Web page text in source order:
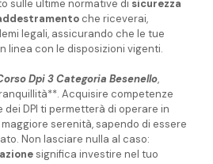
sulle ultime normative di sicurezza
che riceverai,
legali, assicurando che le tue
linea con le disposizioni vigenti.
Dpi 3 Categoria Besenello,
Acquisire competenze
DPI ti permetterà di operare in
serenità, sapendo di essere
Non lasciare nulla al caso:
significa investire nel tuo